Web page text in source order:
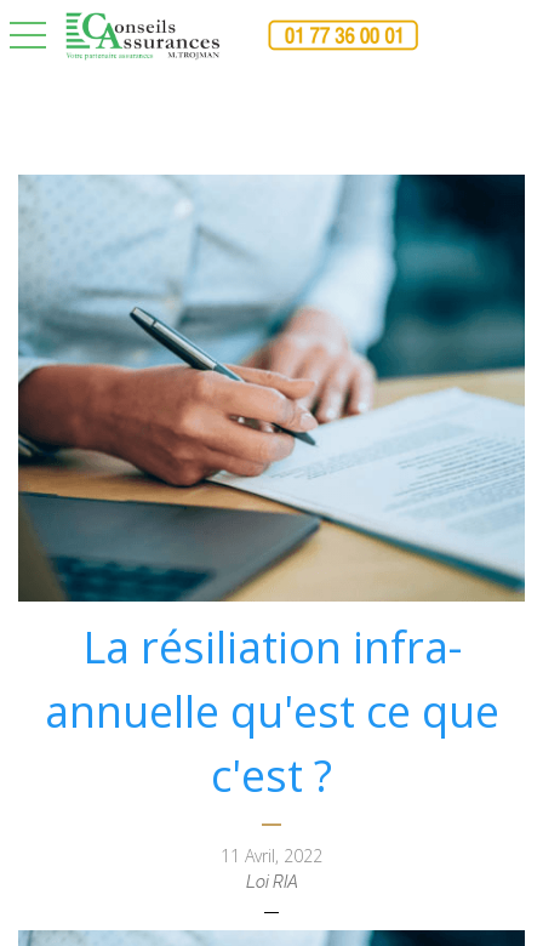
toggle navigation
La résiliation infra-
annuelle qu'est ce que
c'est ?
11 Avril, 2022
Loi RIA